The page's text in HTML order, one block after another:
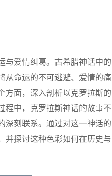
与爱情纠葛。古希腊神话中的
从命运的不可逃避、爱情的痛
方面，深入剖析以克罗拉斯的
程中，克罗拉斯神话的故事不
深刻联系。通过对这一神话的
并探讨这种色彩如何在历史与